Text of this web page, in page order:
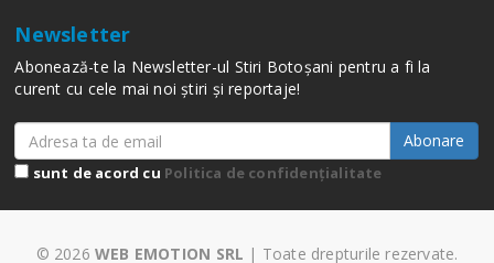
Newsletter
Abonează-te la Newsletter-ul Stiri Botoșani pentru a fi la
curent cu cele mai noi știri și reportaje!
Abonare
sunt de acord cu Politica de confidențialitate
© 2026 WEB EMOTION SRL | Toate drepturile rezervate.